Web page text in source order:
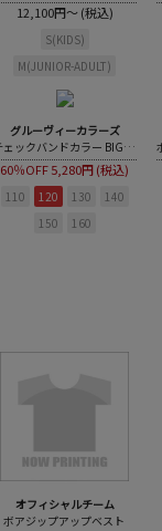
12,100円～ (税込)
S(KIDS)
M(JUNIOR-ADULT)
グルーヴィーカラーズ
チェックバンドカラー BIG シャツ
60％OFF5,280円 (税込)
110 120 130
140
150
160
オフィシャルチーム
ボアジップアップベスト